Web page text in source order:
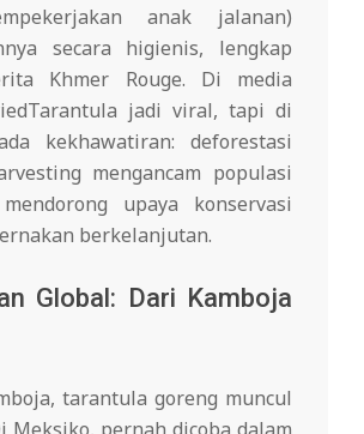
anak jalanan)
secara higienis, lengkap
Khmer Rouge. Di media
jadi viral, tapi di
kekhawatiran: deforestasi
mengancam populasi
upaya konservasi
berkelanjutan.
Global: Dari Kamboja
tarantula goreng muncul